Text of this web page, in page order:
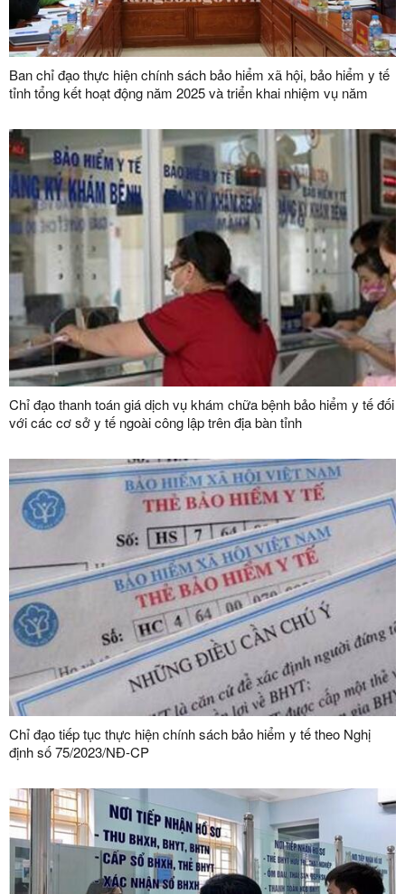
Ban chỉ đạo thực hiện chính sách bảo hiểm xã hội, bảo hiểm y tế
tỉnh tổng kết hoạt động năm 2025 và triển khai nhiệm vụ năm
Chỉ đạo thanh toán giá dịch vụ khám chữa bệnh bảo hiểm y tế đối
với các cơ sở y tế ngoài công lập trên địa bàn tỉnh
Chỉ đạo tiếp tục thực hiện chính sách bảo hiểm y tế theo Nghị
định số 75/2023/NĐ-CP